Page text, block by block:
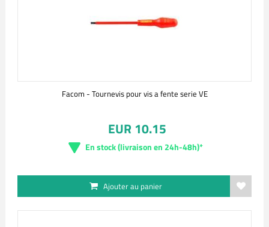
Facom - Tournevis pour vis a fente serie VE
EUR 10.15
En stock (livraison en 24h-48h)*
Ajouter au panier